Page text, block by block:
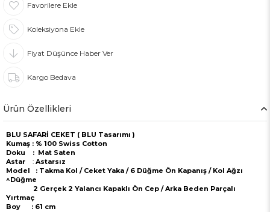
Favorilere Ekle
Koleksiyona Ekle
Fiyat Düşünce Haber Ver
Kargo Bedava
Ürün Özellikleri
BLU SAFARİ CEKET ( BLU Tasarımı )
Kumaş : % 100 Swiss Cotton
Doku : Mat Saten
Astar : Astarsız
Model : Takma Kol / Ceket Yaka / 6 Düğme Ön Kapanış / Kol Ağzı
^Düğme
2 Gerçek 2 Yalancı Kapaklı Ön Cep / Arka Beden Parçalı
Yırtmaç
Boy : 61 cm